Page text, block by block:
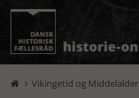
 Vikingetid og Middelalder